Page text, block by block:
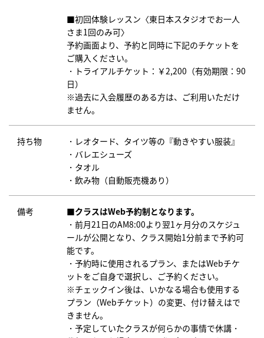
■初回体験レッスン〈東日本スタジオでお一人
さま1回のみ可〉
予約画面より、予約と同時に下記のチケットを
ご購入ください。
・トライアルチケット：￥2,200（有効期限：90
日）
※過去に入会履歴のある方は、ご利用いただけ
ません。
持ち物
・レオタード、タイツ等の『動きやすい服装』
・バレエシューズ
・タオル
・飲み物（自動販売機あり）
備考
■クラスはWeb予約制となります。
・前月21日のAM8:00より翌1ヶ月分のスケジュ
ールが公開となり、クラス開始1分前まで予約可
能です。
・予約時に使用されるプラン、またはWebチケ
ットをご自身で選択し、ご予約ください。
※チェックイン後は、いかなる場合も使用する
プラン（Webチケット）の変更、付け替えはで
きません。
・予定していたクラスが何らかの事情で休講・